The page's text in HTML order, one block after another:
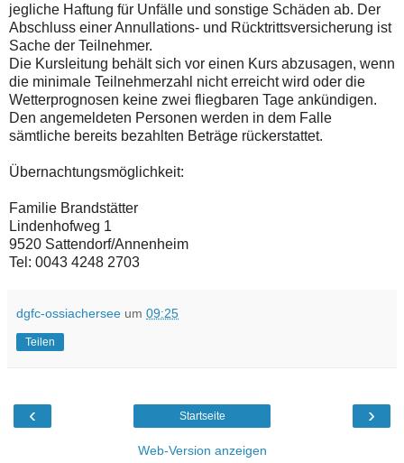
jegliche Haftung für Unfälle und sonstige Schäden ab. Der
Abschluss einer Annullations- und Rücktrittsversicherung ist
Sache der Teilnehmer.
Die Kursleitung behält sich vor einen Kurs abzusagen, wenn
die minimale Teilnehmerzahl nicht erreicht wird oder die
Wetterprognosen keine zwei fliegbaren Tage ankündigen.
Den angemeldeten Personen werden in dem Falle
sämtliche bereits bezahlten Beträge rückerstattet.
Übernachtungsmöglichkeit:
Familie Brandstätter
Lindenhofweg 1
9520 Sattendorf/Annenheim
Tel: 0043 4248 2703
dgfc-ossiachersee um 09:25
Teilen
‹ ›
Startseite
Web-Version anzeigen